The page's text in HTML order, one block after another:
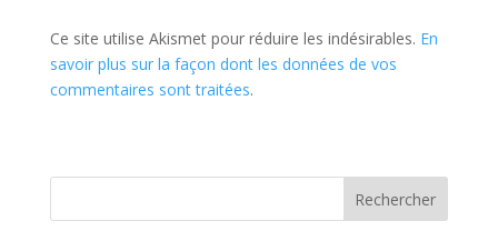
Ce site utilise Akismet pour réduire les indésirables. En
savoir plus sur la façon dont les données de vos
commentaires sont traitées.